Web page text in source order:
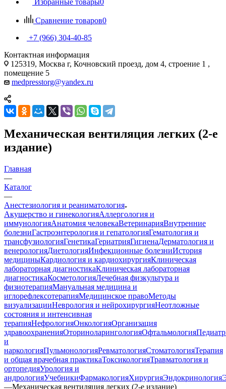
Избранные товары0
Сравнение товаров0
+7 (966) 304-40-85
Контактная информация
125319, Москва г, Кочновский проезд, дом 4, строение 1 ,
помещение 5
medpresstorg@yandex.ru
Механическая вентиляция легких (2-е
издание)
Главная
—
Каталог
—
Анестезиология и реаниматология
Акушерство и гинекологияАллергология и
иммунологияАнатомия человекаВетеринарияВнутренние
болезниГастроэнтерология и гепатологияГематология и
трансфузиологияГенетикаГериатрияГигиенаДерматология и
венерологияДиетологияИнфекционные болезниИстория
медициныКардиология и кардиохирургияКлиническая
лабораторная диагностикаКлиническая лабораторная
диагностикаКосметологияЛечебная физкультура и
физиотерапияМануальная медицина и
иглорефлексотерапияМедицинское правоМетоды
визуализацииНеврология и нейрохирургияНеотложные
состояния и интенсивная
терапияНефрологияОнкологияОрганизация
здравоохраненияОториноларингологияОфтальмология
и
наркологияПульмонологияРевматологияСтоматологияТерапия
и общая врачебная практикаТоксикологияТравматология и
ортопедияУрология и
андрологияУчебникиФармакологияХирургияЭндокринология
—Механическая вентиляция легких (2-е издание)